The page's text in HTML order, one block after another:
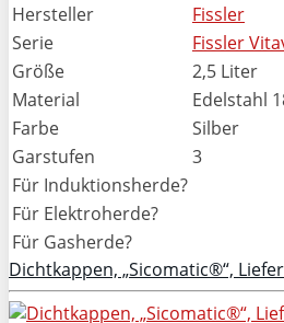
Hersteller
Fissler
Serie
Fissler
Größe
2,5 Liter
Material
Edelstahl
Farbe
Silber
Garstufen
3
Für Induktionsherde?
Für Elektroherde?
Für Gasherde?
Dichtkappen, „Sicomatic®“,